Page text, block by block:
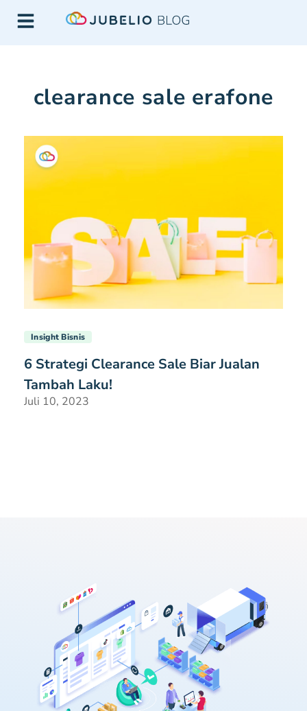
clearance sale erafone
Insight Bisnis
6 Strategi Clearance Sale Biar Jualan
Tambah Laku!
Juli 10, 2023